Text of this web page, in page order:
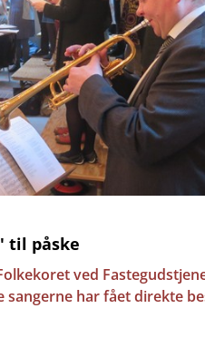
til påske
ved
sangerne har fået direkte